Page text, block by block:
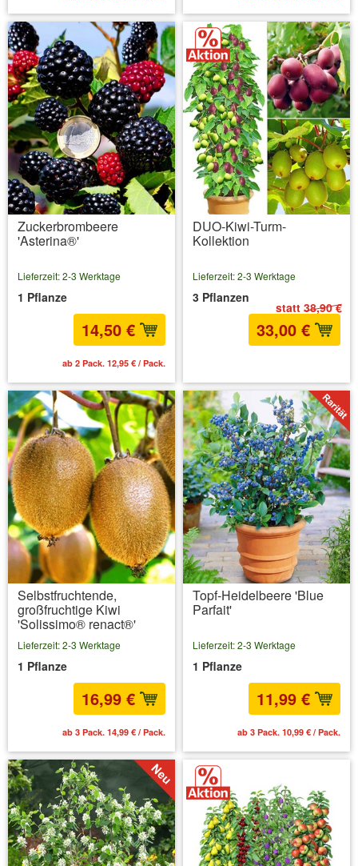
Zuckerbrombeere
'Asterina®'
Lieferzeit: 2-3 Werktage
1 Pflanze
14,50 €
ab 2 Pack. 12,95 € / Pack.
DUO-Kiwi-Turm-
Kollektion
statt 38,90 €
Lieferzeit: 2-3 Werktage
3 Pflanzen
33,00 €
Selbstfruchtende,
großfruchtige Kiwi
'Solissimo® renact®'
Lieferzeit: 2-3 Werktage
1 Pflanze
16,99 €
ab 3 Pack. 14,99 € / Pack.
Topf-Heidelbeere 'Blue
Parfait'
Lieferzeit: 2-3 Werktage
1 Pflanze
11,99 €
ab 3 Pack. 10,99 € / Pack.